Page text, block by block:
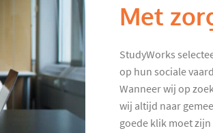
Met
StudyWorks
op hun sociale
Wanneer wij op
wij altijd naar
goede klik moet